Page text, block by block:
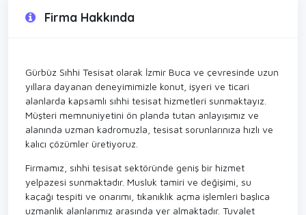
Firma Hakkında
Gürbüz Sıhhi Tesisat olarak İzmir Buca ve çevresinde uzun
yıllara dayanan deneyimimizle konut, işyeri ve ticari
alanlarda kapsamlı sıhhi tesisat hizmetleri sunmaktayız.
Müşteri memnuniyetini ön planda tutan anlayışımız ve
alanında uzman kadromuzla, tesisat sorunlarınıza hızlı ve
kalıcı çözümler üretiyoruz.
Firmamız, sıhhi tesisat sektöründe geniş bir hizmet
yelpazesi sunmaktadır. Musluk tamiri ve değişimi, su
kaçağı tespiti ve onarımı, tıkanıklık açma işlemleri başlıca
uzmanlık alanlarımız arasında yer almaktadır. Tuvalet